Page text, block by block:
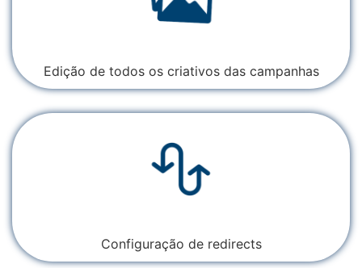
Edição de todos os criativos das campanhas
Configuração de redirects